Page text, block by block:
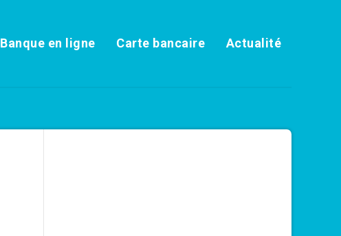
Banque en ligne Carte bancaire Actualité